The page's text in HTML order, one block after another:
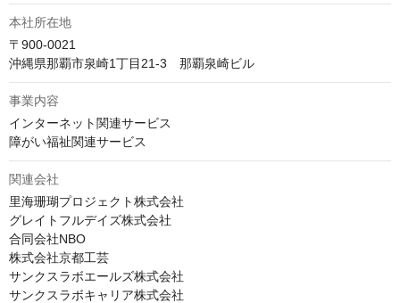
本社所在地
〒900-0021
沖縄県那覇市泉崎1丁目21-3　那覇泉崎ビル
事業内容
インターネット関連サービス
障がい福祉関連サービス
関連会社
里海珊瑚プロジェクト株式会社
グレイトフルデイズ株式会社
合同会社NBO
株式会社京都工芸
サンクスラボエールズ株式会社
サンクスラボキャリア株式会社